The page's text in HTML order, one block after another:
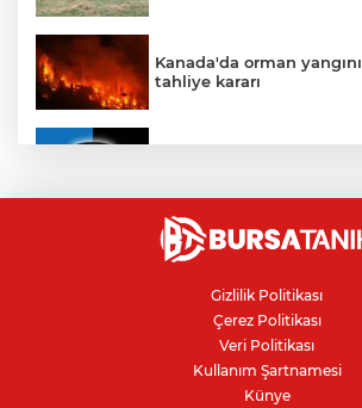
Kanada'da orman
tahliye kararı
Ceuta göçmen krizi:
karşı sınır kontrolü getirdi
Kanser teşhisinde doğru
hayat kurtarıyor
Gizlilik Politikası
Çerez Politikası
Veri Politikası
Kullanım Şartnamesi
Künye